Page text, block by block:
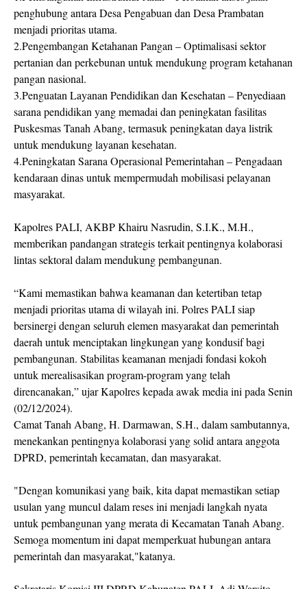
penghubung antara Desa Pengabuan dan Desa Prambatan
menjadi prioritas utama.
2.Pengembangan Ketahanan Pangan – Optimalisasi sektor
pertanian dan perkebunan untuk mendukung program ketahanan
pangan nasional.
3.Penguatan Layanan Pendidikan dan Kesehatan – Penyediaan
sarana pendidikan yang memadai dan peningkatan fasilitas
Puskesmas Tanah Abang, termasuk peningkatan daya listrik
untuk mendukung layanan kesehatan.
4.Peningkatan Sarana Operasional Pemerintahan – Pengadaan
kendaraan dinas untuk mempermudah mobilisasi pelayanan
masyarakat.
Kapolres PALI, AKBP Khairu Nasrudin, S.I.K., M.H.,
memberikan pandangan strategis terkait pentingnya kolaborasi
lintas sektoral dalam mendukung pembangunan.
“Kami memastikan bahwa keamanan dan ketertiban tetap
menjadi prioritas utama di wilayah ini. Polres PALI siap
bersinergi dengan seluruh elemen masyarakat dan pemerintah
daerah untuk menciptakan lingkungan yang kondusif bagi
pembangunan. Stabilitas keamanan menjadi fondasi kokoh
untuk merealisasikan program-program yang telah
direncanakan,” ujar Kapolres kepada awak media ini pada Senin
(02/12/2024).
Camat Tanah Abang, H. Darmawan, S.H., dalam sambutannya,
menekankan pentingnya kolaborasi yang solid antara anggota
DPRD, pemerintah kecamatan, dan masyarakat.
"Dengan komunikasi yang baik, kita dapat memastikan setiap
usulan yang muncul dalam reses ini menjadi langkah nyata
untuk pembangunan yang merata di Kecamatan Tanah Abang.
Semoga momentum ini dapat memperkuat hubungan antara
pemerintah dan masyarakat,"katanya.